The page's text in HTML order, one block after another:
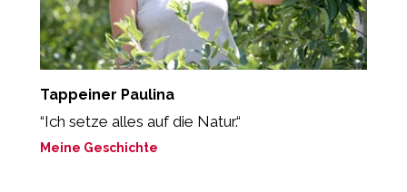
Tappeiner Paulina
“Ich setze alles auf die Natur.“
Meine Geschichte